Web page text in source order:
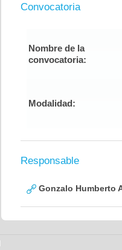
Convocatoria
Nombre de la
convocatoria:
Modalidad:
Responsable
Gonzalo Humberto